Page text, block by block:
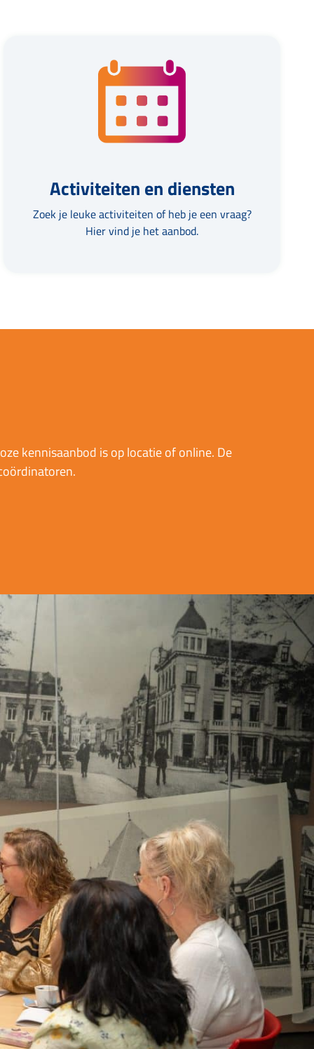
Activiteiten en diensten
Zoek je leuke activiteiten of heb je een vraag?
Hier vind je het aanbod.
kennisaanbod is op locatie of online. De